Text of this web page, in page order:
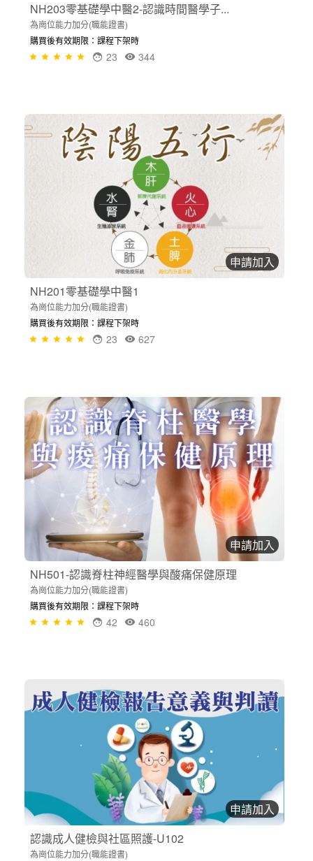
NH203零基礎學中醫2-認識時間醫學子...
為崗位能力加分(職能證書)
購買後有效期限：課程下架時
344
23
申請加入
NH201零基礎學中醫1
為崗位能力加分(職能證書)
購買後有效期限：課程下架時
627
23
申請加入
NH501-認識脊柱神經醫學與酸痛保健原理
為崗位能力加分(職能證書)
購買後有效期限：課程下架時
460
42
申請加入
認識成人健檢與社區照護-U102
為崗位能力加分(職能證書)